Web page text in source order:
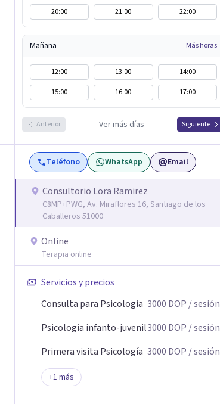
20:00 21:00 22:00
Mañana Más horas
12:00 13:00
14:00
15:00
16:00 17:00
Anterior Ver más días Siguiente
Teléfono WhatsApp Email
Consultorio Lora Ramirez
C8MP+PWG, Av. Miraflores 16, Santiago de los
Caballeros 51000
Online
Terapia online
Servicios y precios
Consulta para Psicología 3000 DOP / sesión
Psicología infanto-juvenil3000 DOP / sesión
Primera visita Psicología 3000 DOP / sesión
+1 más